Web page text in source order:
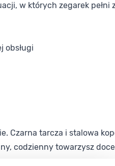
w których zegarek pełni
obsługi
Czarna tarcza i stalowa
codzienny towarzysz